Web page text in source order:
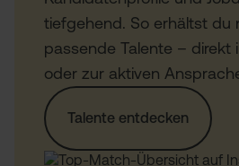
tiefgehend. So erhältst du
passende Talente – direkt
oder zur aktiven
Talente entdecken